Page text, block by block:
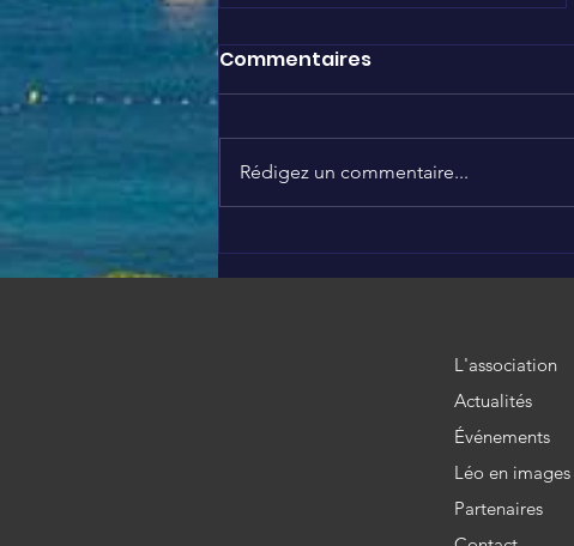
SEPTEMBRE EN OR 🎗️
Commentaires
Rédigez un commentaire...
L'association
Actualités
Événements
Léo en images
Partenaires